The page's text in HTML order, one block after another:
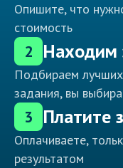
Опишите, что
стоимость
2 Находим
Подбираем
задания, вы
3 Платите
Оплачиваете,
результатом